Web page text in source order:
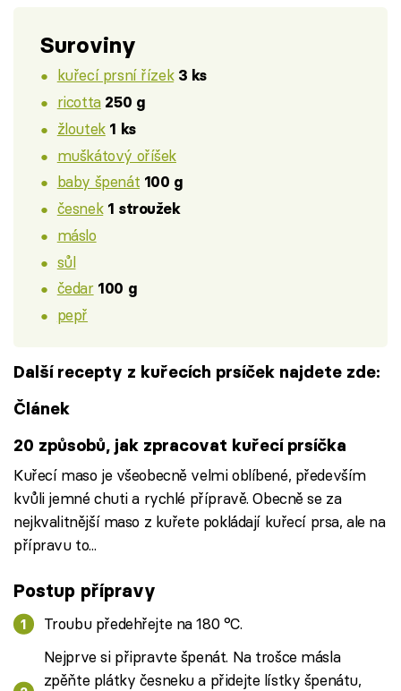
Suroviny
kuřecí prsní řízek 3 ks
ricotta 250 g
žloutek 1 ks
muškátový oříšek
baby špenát 100 g
česnek 1 stroužek
máslo
sůl
čedar 100 g
pepř
Další recepty z kuřecích prsíček najdete zde:
Článek
20 způsobů, jak zpracovat kuřecí prsíčka
Kuřecí maso je všeobecně velmi oblíbené, především
kvůli jemné chuti a rychlé přípravě. Obecně se za
nejkvalitnější maso z kuřete pokládají kuřecí prsa, ale na
přípravu to...
Postup přípravy
Troubu předehřejte na 180 °C.
Nejprve si připravte špenát. Na trošce másla
zpěňte plátky česneku a přidejte lístky špenátu,